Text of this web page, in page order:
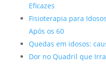
Eficazes
Fisioterapia para
Após os 60
Quedas em idosos:
Dor no Quadril que